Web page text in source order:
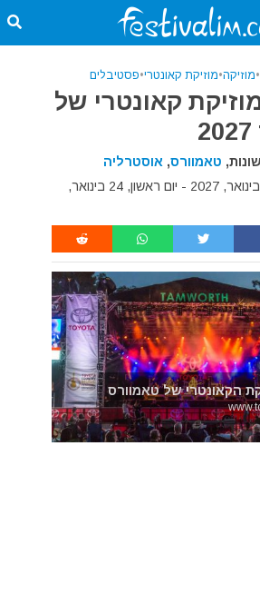
•מוזיקה•מוזיקת קאונטרי•פסטיבלים
קאונטרי של
טאמוורס, אוסטרליה
יום שישי, 15 בינואר, 2027 - יום ראשון, 24 בינואר,
הקאונטרי של טאמוורס